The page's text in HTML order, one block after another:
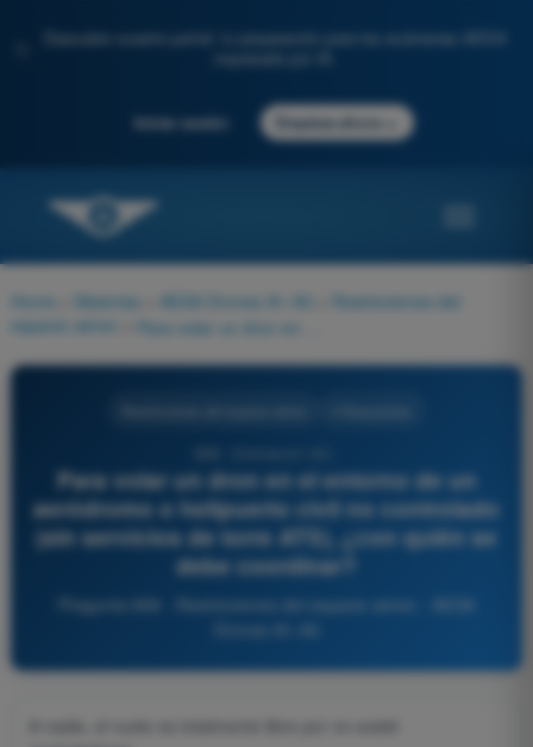
Descubre nuestro portal: tu preparación para los exámenes AESA
Iniciar sesión Empieza ahora
Home Materias AESA Drones A1-A3
Restricciones del
espacio aéreo
Para volar un dron en el entorno de un
aeródromo o helipuerto civil no controlado
(sin servicios de torre ATS), ¿con quién se
debe coordinar?
Pregunta 858 - Restricciones del espacio aéreo - AESA